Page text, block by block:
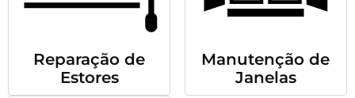
Reparação de
Estores
Manutenção de
Janelas